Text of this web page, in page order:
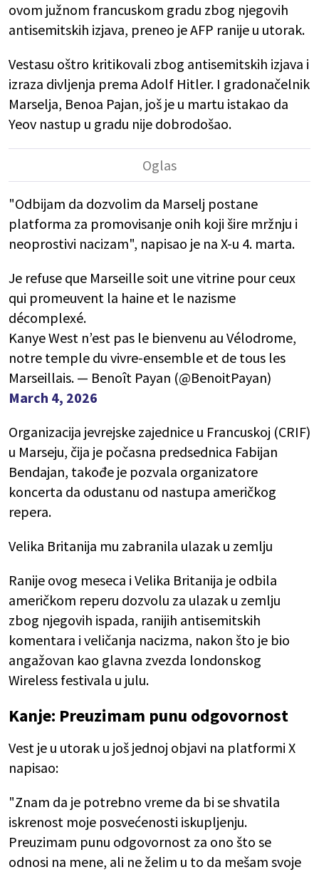
ovom južnom francuskom gradu zbog njegovih
antisemitskih izjava, preneo je AFP ranije u utorak.
Vestasu oštro kritikovali zbog antisemitskih izjava i
izraza divljenja prema Adolf Hitler. I gradonačelnik
Marselja, Benoa Pajan, još je u martu istakao da
Yeov nastup u gradu nije dobrodošao.
"Odbijam da dozvolim da Marselj postane
platforma za promovisanje onih koji šire mržnju i
neoprostivi nacizam", napisao je na X-u 4. marta.
Je refuse que Marseille soit une vitrine pour ceux
qui promeuvent la haine et le nazisme
décomplexé.
Kanye West n’est pas le bienvenu au Vélodrome,
notre temple du vivre-ensemble et de tous les
Marseillais. — Benoît Payan (@BenoitPayan)
March 4, 2026
Organizacija jevrejske zajednice u Francuskoj (CRIF)
u Marseju, čija je počasna predsednica Fabijan
Bendajan, takođe je pozvala organizatore
koncerta da odustanu od nastupa američkog
repera.
Velika Britanija mu zabranila ulazak u zemlju
Ranije ovog meseca i Velika Britanija je odbila
američkom reperu dozvolu za ulazak u zemlju
zbog njegovih ispada, ranijih antisemitskih
komentara i veličanja nacizma, nakon što je bio
angažovan kao glavna zvezda londonskog
Wireless festivala u julu.
Kanje: Preuzimam punu odgovornost
Vest je u utorak u još jednoj objavi na platformi X
napisao:
"Znam da je potrebno vreme da bi se shvatila
iskrenost moje posvećenosti iskupljenju.
Preuzimam punu odgovornost za ono što se
odnosi na mene, ali ne želim u to da mešam svoje